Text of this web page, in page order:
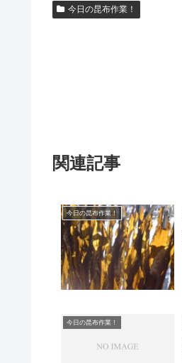
今日の昆布作業！
関連記事
今日の昆布作業！
今日の昆布作業！